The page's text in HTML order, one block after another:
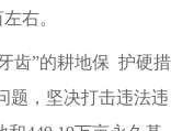
右。
齿”的耕地保 护硬措
题，坚决打击违法违